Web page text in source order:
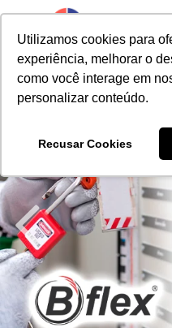
Utilizamos cookies para
experiência, melhorar o
como você interage em
personalizar conteúdo.
Recusar Cookies